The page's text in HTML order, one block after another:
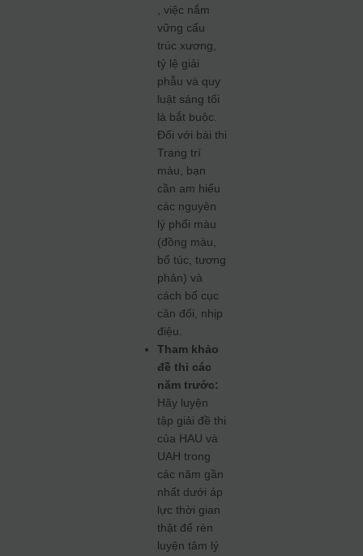
, việc nắm
vững cấu
trúc xương,
tỷ lệ giải
phẫu và quy
luật sáng tối
là bắt buộc.
Đối với bài thi
Trang trí
màu, bạn
cần am hiểu
các nguyên
lý phối màu
(đồng màu,
bổ túc, tương
phản) và
cách bố cục
cân đối, nhịp
điệu.
Tham khảo
đề thi các
năm trước:
Hãy luyện
tập giải đề thi
của HAU và
UAH trong
các năm gần
nhất dưới áp
lực thời gian
thật để rèn
luyện tâm lý